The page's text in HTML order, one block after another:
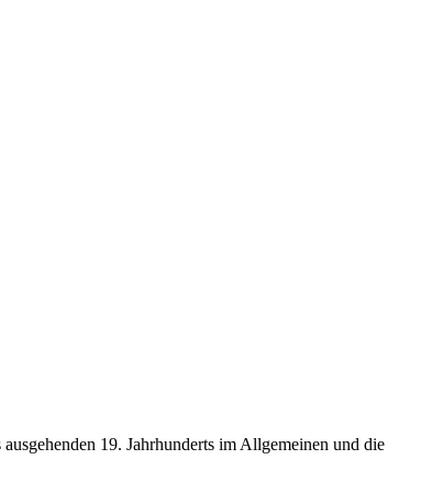
19. Jahrhunderts im Allgemeinen und die